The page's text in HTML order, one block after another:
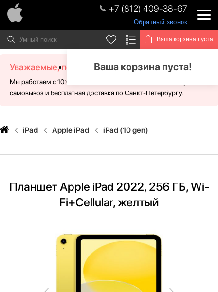
+7 (812) 409-38-67
Обратный звонок
Ваша корзина пуста
Ваша корзина пуста!
Уважаемые, посетители!
Мы работаем с 10:00 - 21:00 без выходных. Для Вас доступен
самовывоз и бесплатная доставка по Санкт-Петербургу.
iPad Apple iPad iPad (10 gen)
Планшет Apple iPad 2022, 256 ГБ, Wi-
Fi+Cellular, желтый